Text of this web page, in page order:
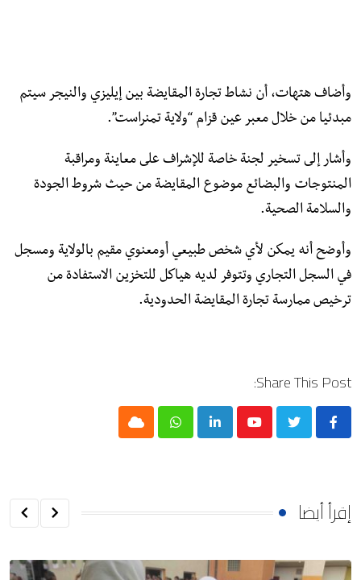
وأضاف هتهات، أن نشاط تجارة المقايضة بين إيليزي والنيجر سيتم
مبدئيا من خلال معبر عين قزام “ولاية تمنراست”.
وأشار إلى تسخير لجنة خاصة للإشراف على معاينة ومراقبة
المنتوجات والبضائع موضوع المقايضة من حيث شروط الجودة
والسلامة الصحية.
وأوضح أنه يمكن لأي شخص طبيعي أومعنوي مقيم بالولاية ومسجل
في السجل التجاري وتتوفر لديه هياكل للتخزين الاستفادة من
ترخيص ممارسة تجارة المقايضة الحدودية.
Share This Post:
Youtube
LinkedIn
Whatsapp
Cloud
إقرأ أيضا